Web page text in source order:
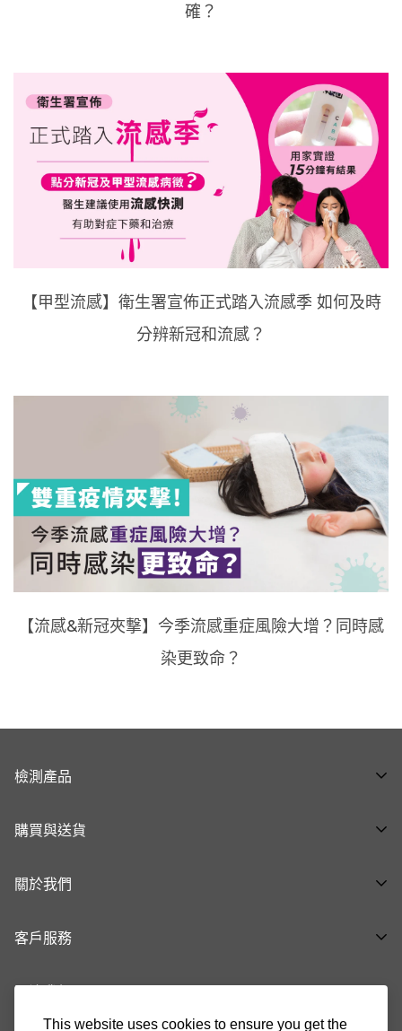
This website uses cookies to ensure you get the
確？
【甲型流感】衛生署宣佈正式踏入流感季 如何及時
分辨新冠和流感？
【流感&新冠夾撃】今季流感重症風險大增？同時感
染更致命？
檢測產品
全部產品 ➝
泌尿生殖健康系列 ➝
基礎健康 ➝
購買與送貨
購物流程
退換貨及退款
關於我們
關於品牌
健康知「析」
常見問題
客戶服務
cs@indicaid.com
關注我們